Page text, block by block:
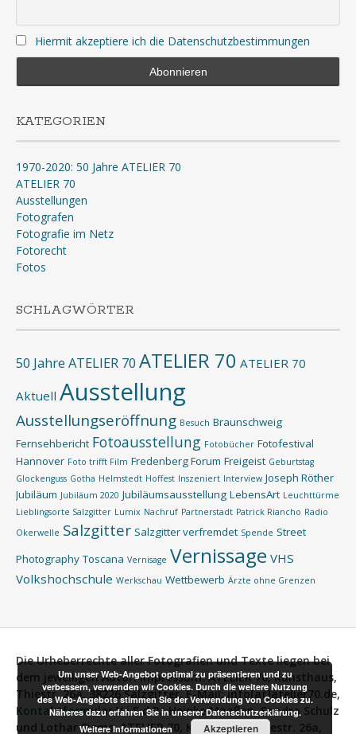
Hiermit akzeptiere ich die Datenschutzbestimmungen
KATEGORIEN
1970-2020: 50 Jahre ATELIER 70
ATELIER 70
Ausstellungen
Fotografen
Fotografie im Netz
Fotorecht
Fotos
SCHLAGWÖRTER
50 Jahre ATELIER 70 ATELIER 70 ATELIER 70
Aktuell Ausstellung
Ausstellungseröffnung Besuch Braunschweig
Fernsehbericht Fotoausstellung Fotobücher Fotofestival
Hannover Foto trifft Film Fredenberg Forum Freigeist Geburtstag
Glockenguss Gotha Helmstedt Hoffest Inszeniert Interview Joseph Röther
Jubiläum Jubiläum 2020 Jubiläumsausstellung LebensArt Leuchttürme
Lieblingsorte Salzgitter Lumix Nachruf Partnerstadt Patrick Riancho Radio
Okerwelle Salzgitter Salzgitter verfremdet Spende Street
Photography Toscana Vernisage Vernissage VHS
Volkshochschule Werkschau Wettbewerb Ärzte ohne Grenzen
Die Urheberrechte aller Fotografien und Texte liegen bei
dem jeweiligen Autor.Impressum: ATELIER 70, Kunsthaus,
Thiestr. 26a, 38226 Salzgitter, E-Mail: info[at]atelier70.de,
Kontaktformular V.i.S.d.P.:Heinke Maaßen, Sandra Schulz
und Lothar Siems, ATELIER 70, Kunsthaus, Thiestr. 26a,
Um unser Web-Angebot optimal zu präsentieren und zu
verbessern, verwenden wir Cookies. Durch die weitere Nutzung
des Web-Angebots stimmen Sie der Verwendung von Cookies zu.
Näheres dazu erfahren Sie in unserer Datenschutzerklärung.
Weitere Informationen
Akzeptieren